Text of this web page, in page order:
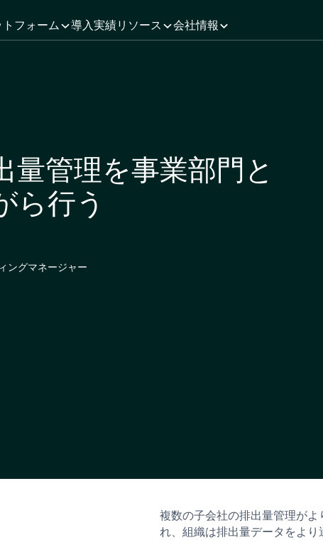
フォーム 導入実績リソース 会社情報
量管理を事業部門と
ら行う
ングマネージャー
複数の子会社の排出量管理が
れ、組織は排出量データをより